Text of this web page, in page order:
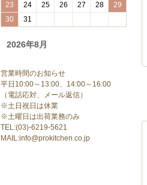
2026年8月
23
24 25 26 27 28
29
30
31
営業時間のお知らせ
平日10:00～13:00、14:00～16:00
（電話応対、メール返信）
※土日祝日は休業
※土曜日は出荷業務のみ
TEL:(03)-6219-5621
MAIL:info@prokitchen.co.jp